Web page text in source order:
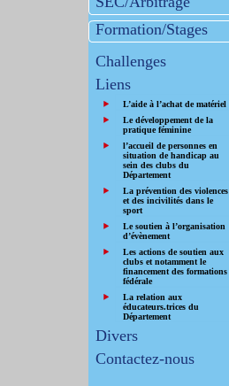
Formation/Stages
Challenges
Liens
L’aide à l’achat de matériel
Le développement de la
pratique féminine
l’accueil de personnes en
situation de handicap au
sein des clubs du
Département
La prévention des violences
et des incivilités dans le
sport
Le soutien à l’organisation
d’évènement
Les actions de soutien aux
clubs et notamment le
financement des formations
fédérale
La relation aux
éducateurs.trices du
Département
Divers
Contactez-nous